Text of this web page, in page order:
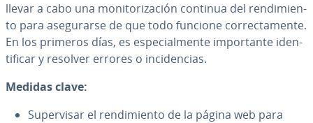
llevar a cabo una mo­ni­to­ri­za­ción continua del re­n­di­mie­n­
to para ase­gu­rar­se de que todo funcione co­rre­c­ta­me­n­te.
En los primeros días, es es­pe­cia­l­me­n­te im­po­r­ta­n­te ide­n­
ti­fi­car y resolver errores o in­ci­de­n­cias.
Medidas clave:
Su­pe­r­vi­sar el re­n­di­mie­n­to de la página web para